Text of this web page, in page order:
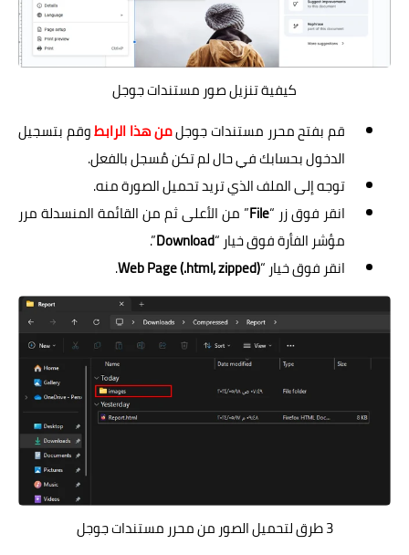
كيفية تنزيل صور مستندات جوجل
قم بفتح محرر مستندات جوجلمن هذا الرابطوقم بتسجيل
الدخول بحسابك في حال لم تكن مُسجل بالفعل.
توجه إلى الملف الذي تريد تحميل الصورة منه.
انقر فوق زر “File” من الأعلى ثم من القائمة المنسدلة مرر
مؤشر الفأرة فوق خيار “Download
”.
انقر فوق خيار “Web Page (.html, zipped)
.
3 طرق لتحميل الصور من محرر مستندات جوجل